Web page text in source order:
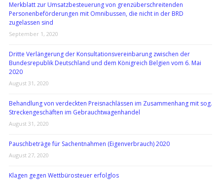
Merkblatt zur Umsatzbesteuerung von grenzüberschreitenden
Personenbeförderungen mit Omnibussen, die nicht in der BRD
zugelassen sind
September 1, 2020
Dritte Verlängerung der Konsultationsvereinbarung zwischen der
Bundesrepublik Deutschland und dem Königreich Belgien vom 6. Mai
2020
August 31, 2020
Behandlung von verdeckten Preisnachlässen im Zusammenhang mit sog.
Streckengeschäften im Gebrauchtwagenhandel
August 31, 2020
Pauschbeträge für Sachentnahmen (Eigenverbrauch) 2020
August 27, 2020
Klagen gegen Wettbürosteuer erfolglos